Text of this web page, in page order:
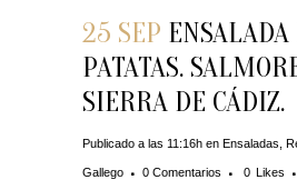
25 SEP ENSALADA
PATATAS.
SIERRA DE CÁDIZ.
Publicado a las 11:16h en Ensaladas
Gallego 0 Comentarios 0 Likes